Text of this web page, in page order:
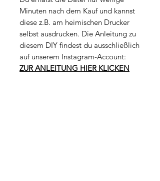
Minuten nach dem Kauf und kannst
diese z.B. am heimischen Drucker
selbst ausdrucken. Die Anleitung zu
diesem DIY findest du ausschließlich
auf unserem Instagram-Account:
ZUR ANLEITUNG HIER KLICKEN